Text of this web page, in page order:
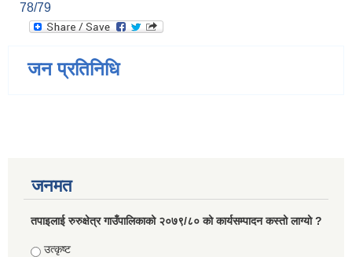
78/79
जन प्रतिनिधि
जनमत
तपाइलाई रुरुक्षेत्र गाउँपालिकाको २०७९/८० को कार्यसम्पादन कस्तो लाग्यो ?
Choices
उत्कृष्ट